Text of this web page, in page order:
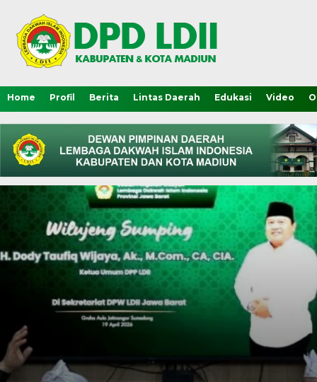
Home Profil Berita Lintas Daerah Edukasi Video